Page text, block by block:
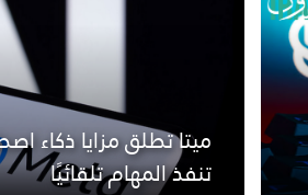
ميتا تطلق مزايا ذكاء
تنفذ المهام تلقائيًا